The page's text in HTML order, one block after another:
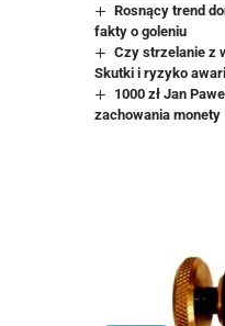
Rosnący trend
fakty o goleniu
Czy strzelanie z
Skutki i ryzyko
1000 zł Jan
zachowania monety